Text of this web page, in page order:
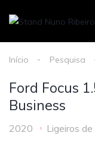
Início Pesquisa
Ford Focus
Business
2020 Ligeiros